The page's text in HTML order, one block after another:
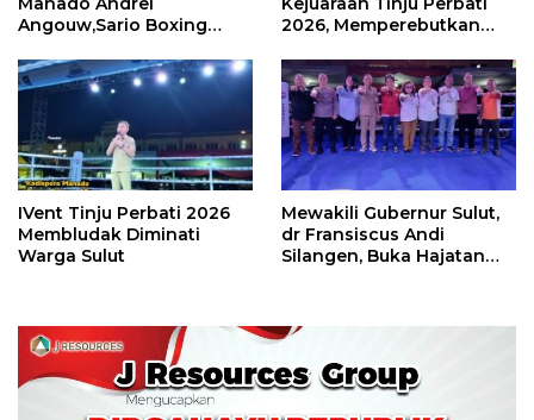
Angouw,Sario Boxing
Perbati 2026
2026, Memperebutkan
IVent Tinju Perbati 2026
Membludak Diminati
Warga Sulut
Mewakili Gubernur Sulut,
dr Fransiscus Andi
Silangen, Buka Hajatan